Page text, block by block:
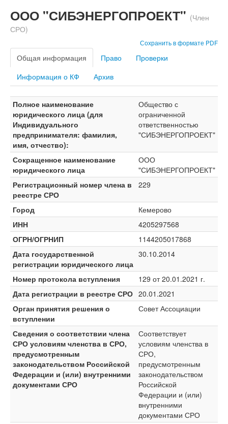
ООО "СИБЭНЕРГОПРОЕКТ" (Член
СРО)
Сохранить в формате PDF
Общая информация Право
Проверки
Информация о КФ
Архив
Полное наименование
юридического лица (для
Индивидуального
предпринимателя: фамилия,
имя, отчество):
Общество с
ограниченной
ответственностью
"СИБЭНЕРГОПРОЕКТ"
Сокращенное наименование
юридического лица
ООО
"СИБЭНЕРГОПРОЕКТ"
Регистрационный номер члена в
реестре СРО
229
Город
Кемерово
ИНН
4205297568
ОГРН/ОГРНИП
1144205017868
Дата государственной
регистрации юридического лица
30.10.2014
Номер протокола вступления
129 от 20.01.2021 г.
Дата регистрации в реестре СРО 20.01.2021
Орган принятия решения о
вступлении
Совет Ассоциации
Сведения о соответствии члена
СРО условиям членства в СРО,
предусмотренным
законодательством Российской
Федерации и (или) внутренними
документами СРО
Соответствует
условиям членства в
СРО,
предусмотренным
законодательством
Российской
Федерации и (или)
внутренними
документами СРО